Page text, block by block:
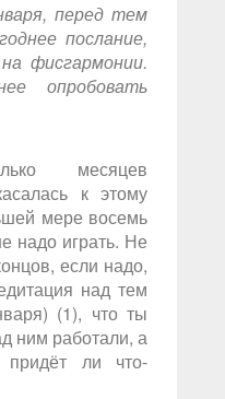
перед тем
послание,
фисгармонии.
опробовать
месяцев
к этому
мере восемь
надо играть. Не
если надо,
над тем
(1), что ты
ним работали, а
ли что-